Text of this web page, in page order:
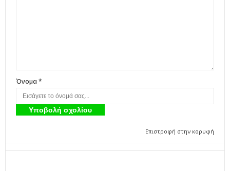
Όνομα *
Επιστροφή στην κορυφή